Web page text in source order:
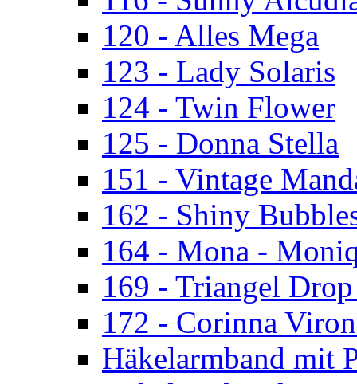
120 - Alles Mega
123 - Lady Solaris
124 - Twin Flower
125 - Donna Stella
151 - Vintage
162 - Shiny
164 - Mona -
169 - Triangel Drop
172 - Corinna
Häkelarmband mit